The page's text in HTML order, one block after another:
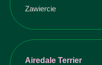
Zawiercie
Airedale Terrier